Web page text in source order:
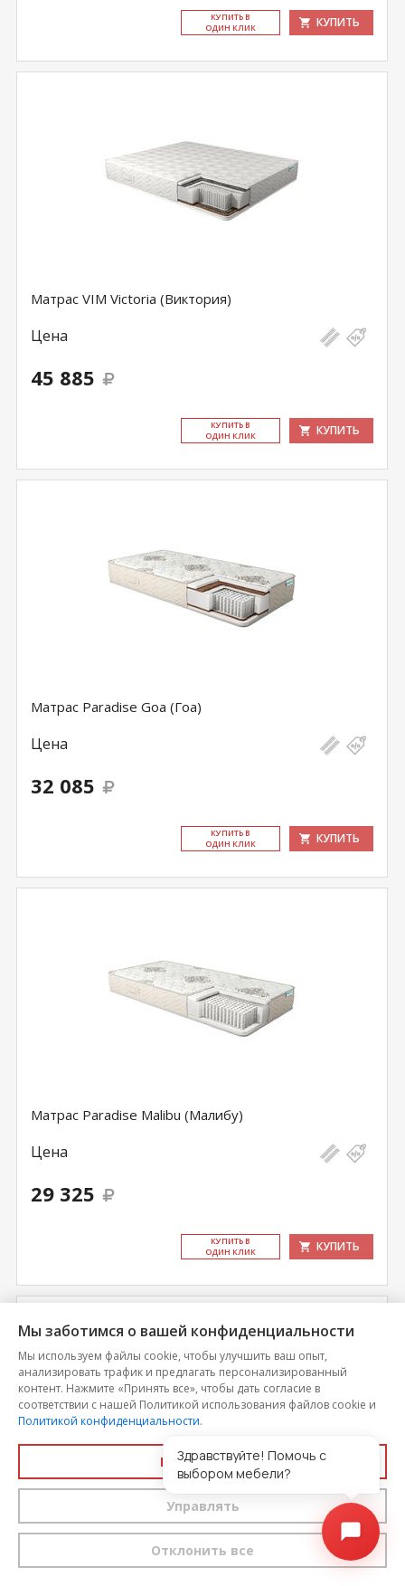
КУ­ПИТЬ В
ОДИН КЛИК
КУПИТЬ
Матрас VIM Victoria (Виктория)
Цена
45 885
КУ­ПИТЬ В
ОДИН КЛИК
КУПИТЬ
Матрас Paradise Goa (Гоа)
Цена
32 085
КУ­ПИТЬ В
ОДИН КЛИК
КУПИТЬ
Матрас Paradise Malibu (Малибу)
Цена
29 325
КУ­ПИТЬ В
ОДИН КЛИК
КУПИТЬ
Матрас Paradise Bagamas (Багамас)
Мы заботимся о вашей конфиденциальности
Мы используем файлы cookie, чтобы улучшить ваш опыт,
анализировать трафик и предлагать персонализированный
контент. Нажмите «Принять все», чтобы дать согласие в
соответствии с нашей Политикой использования файлов cookie и
Политикой конфиденциальности.
Принять все
Управлять
Отклонить все
Здравствуйте! Помочь с
выбором мебели?